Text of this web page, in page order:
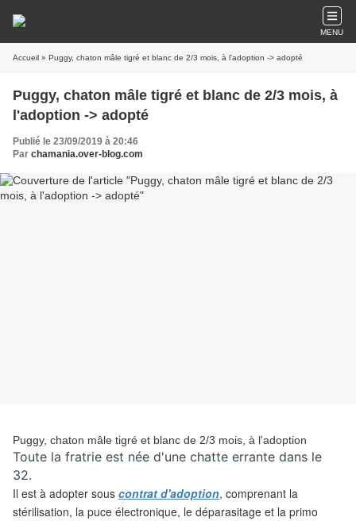
MENU
Accueil » Puggy, chaton mâle tigré et blanc de 2/3 mois, à l'adoption -> adopté
Puggy, chaton mâle tigré et blanc de 2/3 mois, à
l'adoption -> adopté
Publié le 23/09/2019 à 20:46
Par chamania.over-blog.com
Puggy, chaton mâle tigré et blanc de 2/3 mois, à l'adoption
Toute la fratrie est née d'une chatte errante dans le
32.
Il est à adopter sous contrat d'adoption, comprenant la
stérilisation, la puce électronique, le déparasitage et la primo